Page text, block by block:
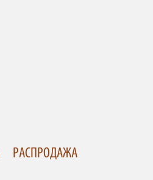
РАСПРОДАЖА